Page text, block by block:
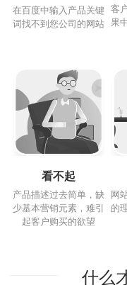
在百度中输入产品关键
词找不到您公司的网站
客
果
看不起
产品描述过去简单，缺
少基本营销元素，难引
起客户购买的欲望
网
的
什么